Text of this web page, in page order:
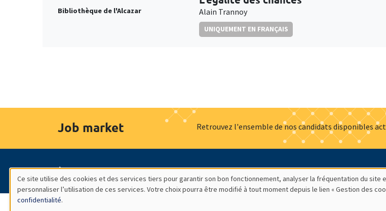
Bibliothèque de l'Alcazar Alain Trannoy
UNIQUEMENT EN FRANÇAIS
Job market Retrouvez l'ensemble de nos candidats disponibles
À propos Nos engagements Hommage à Actualités Offres d'emploi Presse
Utilisation
Ce site utilise des cookies et des services tiers pour garantir son bon fonctionnement, analyser la fréquentation du
personnaliser l’utilisation de ces services. Votre choix pourra être modifié à tout moment depuis le lien « Gestion des
confidentialité.